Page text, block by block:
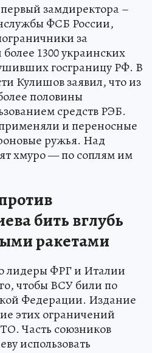
замдиректора –
ФСБ России,
за
1300 украинских
госграницу РФ. В
Кулишов заявил, что из
половины
средств РЭБ.
и переносные
ружья. Над
хмуро — по соплям им
бить вглубь
ракетами
лидеры ФРГ и Италии
чтобы ВСУ били по
Федерации. Издание
этих ограничений
Часть союзников
использовать